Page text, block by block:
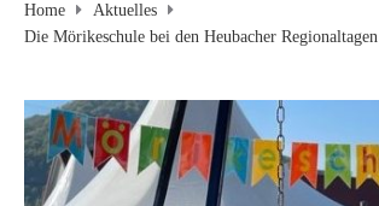
Home
Aktuelles
Die Mörikeschule bei den Heubacher Regionaltagen